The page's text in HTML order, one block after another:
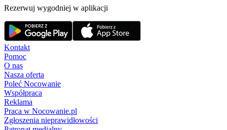
Rezerwuj wygodniej w aplikacji
Kontakt
Pomoc
O nas
Nasza oferta
Poleć Nocowanie
Współpraca
Reklama
Praca w Nocowanie.pl
Zgłoszenia nieprawidłowości